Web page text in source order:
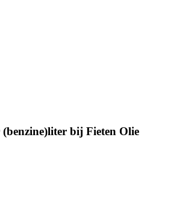
bij Fieten Olie